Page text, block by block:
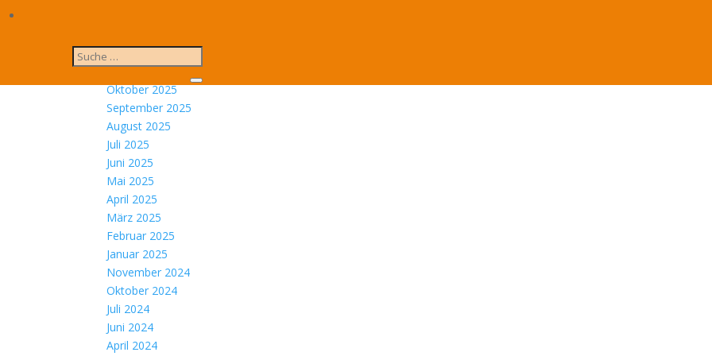
Dezember 2025
November 2025
Oktober 2025
September 2025
August 2025
Juli 2025
Juni 2025
Mai 2025
April 2025
März 2025
Februar 2025
Januar 2025
November 2024
Oktober 2024
Juli 2024
Juni 2024
April 2024